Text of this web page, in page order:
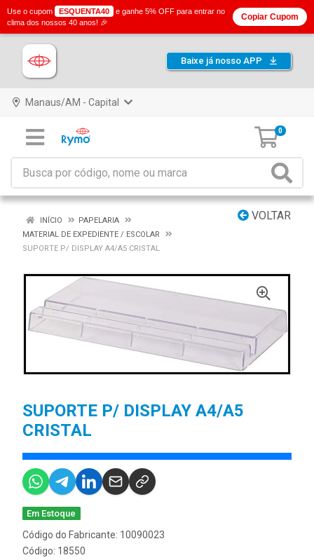
Baixe já nosso APP
Manaus/AM - Capital
0
VOLTAR
INÍCIO
PAPELARIA
MATERIAL DE EXPEDIENTE / ESCOLAR
SUPORTE P/ DISPLAY A4/A5 CRISTAL
SUPORTE P/ DISPLAY A4/A5
CRISTAL
Em Estoque
Código do Fabricante: 10090023
Código: 18550
Use o cupom ESQUENTA40
e ganhe 5% OFF para entrar no
clima dos nossos 40 anos! 🎉
Copiar Cupom